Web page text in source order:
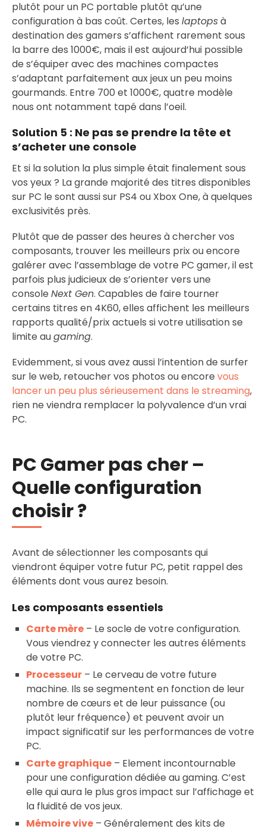
plutôt pour un PC portable plutôt qu’une
configuration à bas coût. Certes, les laptopsà
destination des gamers s’affichent rarement sous
la barre des 1000€, mais il est aujourd’hui possible
de s’équiper avec des machines compactes
s’adaptant parfaitement aux jeux un peu moins
gourmands. Entre 700 et 1000€, quatre modèle
nous ont notamment tapé dans l’oeil.
Solution 5 : Ne pas se prendre la tête et
s’acheter une console
Et si la solution la plus simple était finalement sous
vos yeux ? La grande majorité des titres disponibles
sur PC le sont aussi sur PS4 ou Xbox One, à quelques
exclusivités près.
Plutôt que de passer des heures à chercher vos
composants, trouver les meilleurs prix ou encore
galérer avec l’assemblage de votre PC gamer, il est
parfois plus judicieux de s’orienter vers une
console Next Gen. Capables de faire tourner
certains titres en 4K60, elles affichent les meilleurs
rapports qualité/prix actuels si votre utilisation se
limite augaming.
Evidemment, si vous avez aussi l’intention de surfer
sur le web, retoucher vos photos ou encore vous
lancer un peu plus sérieusement dans le streaming,
rien ne viendra remplacer la polyvalence d’un vrai
PC.
PC Gamer pas cher –
Quelle configuration
choisir ?
Avant de sélectionner les composants qui
viendront équiper votre futur PC, petit rappel des
éléments dont vous aurez besoin.
Les composants essentiels
Carte mère – Le socle de votre configuration.
Vous viendrez y connecter les autres éléments
de votre PC.
Processeur – Le cerveau de votre future
machine. Ils se segmentent en fonction de leur
nombre de cœurs et de leur puissance (ou
plutôt leur fréquence) et peuvent avoir un
impact significatif sur les performances de votre
PC.
Carte graphique – Element incontournable
pour une configuration dédiée au gaming. C’est
elle qui aura le plus gros impact sur l’affichage et
la fluidité de vos jeux.
Mémoire vive – Généralement des kits de